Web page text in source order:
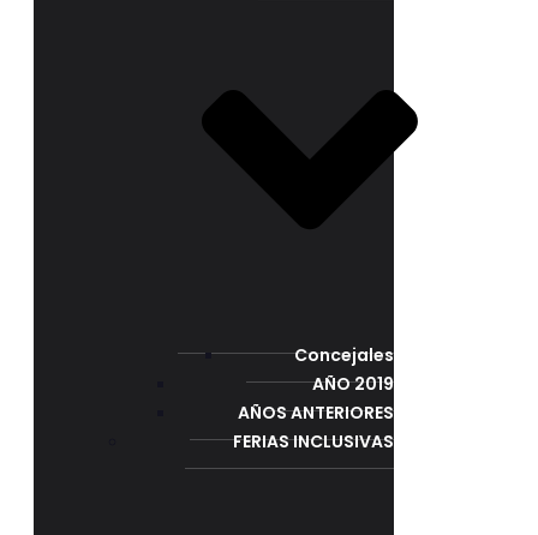
Concejales
AÑO 2019
AÑOS ANTERIORES
FERIAS INCLUSIVAS